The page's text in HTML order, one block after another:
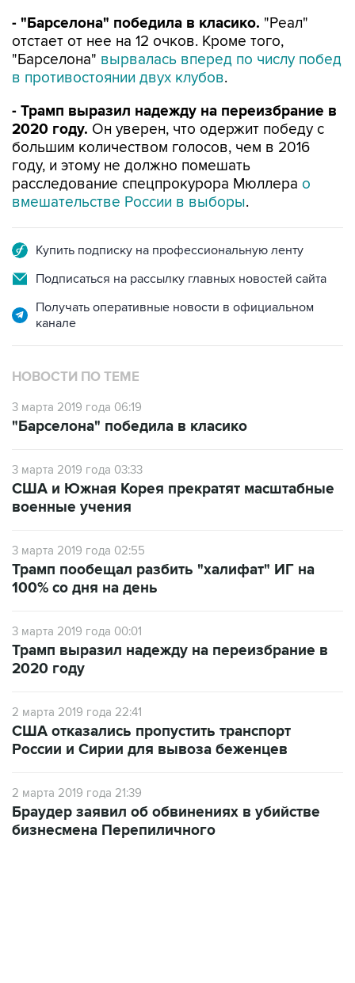
- "Барселона" победила в класико. "Реал"
отстает от нее на 12 очков. Кроме того,
"Барселона" вырвалась вперед по числу побед
в противостоянии двух клубов.
- Трамп выразил надежду на переизбрание в
2020 году. Он уверен, что одержит победу с
большим количеством голосов, чем в 2016
году, и этому не должно помешать
расследование спецпрокурора Мюллера о
вмешательстве России в выборы.
Купить подписку на профессиональную ленту
Подписаться на рассылку главных новостей сайта
Получать оперативные новости в официальном
канале
НОВОСТИ ПО ТЕМЕ
3 марта 2019 года 06:19
"Барселона" победила в класико
3 марта 2019 года 03:33
США и Южная Корея прекратят масштабные
военные учения
3 марта 2019 года 02:55
Трамп пообещал разбить "халифат" ИГ на
100% со дня на день
3 марта 2019 года 00:01
Трамп выразил надежду на переизбрание в
2020 году
2 марта 2019 года 22:41
США отказались пропустить транспорт
России и Сирии для вывоза беженцев
2 марта 2019 года 21:39
Браудер заявил об обвинениях в убийстве
бизнесмена Перепиличного